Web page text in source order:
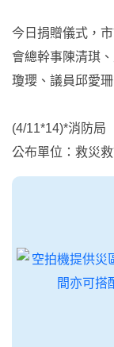
今日捐贈儀式，
會總幹事陳清琪
瓊瓔、議員邱愛
(4/11*14)*消防局
公布單位：救災